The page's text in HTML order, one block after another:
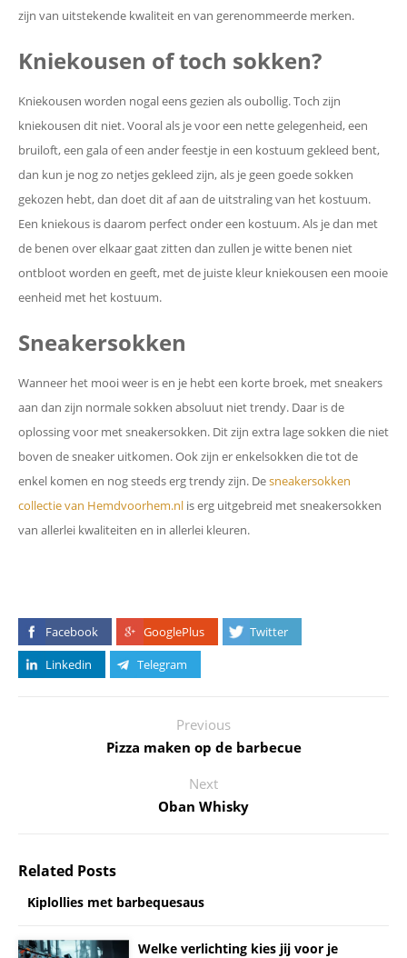
zijn van uitstekende kwaliteit en van gerenommeerde merken.
Kniekousen of toch sokken?
Kniekousen worden nogal eens gezien als oubollig. Toch zijn
kniekousen dit niet. Vooral als je voor een nette gelegenheid, een
bruiloft, een gala of een ander feestje in een kostuum gekleed bent,
dan kun je nog zo netjes gekleed zijn, als je geen goede sokken
gekozen hebt, dan doet dit af aan de uitstraling van het kostuum.
Een kniekous is daarom perfect onder een kostuum. Als je dan met
de benen over elkaar gaat zitten dan zullen je witte benen niet
ontbloot worden en geeft, met de juiste kleur kniekousen een mooie
eenheid met het kostuum.
Sneakersokken
Wanneer het mooi weer is en je hebt een korte broek, met sneakers
aan dan zijn normale sokken absoluut niet trendy. Daar is de
oplossing voor met sneakersokken. Dit zijn extra lage sokken die niet
boven de sneaker uitkomen. Ook zijn er enkelsokken die tot de
enkel komen en nog steeds erg trendy zijn. Desneakersokken
collectie van Hemdvoorhem.nl is erg uitgebreid met sneakersokken
van allerlei kwaliteiten en in allerlei kleuren.
Facebook GooglePlus
Twitter
Linkedin
Telegram
Previous
Pizza maken op de barbecue
Next
Oban Whisky
Related Posts
Kiplollies met barbequesaus
Welke verlichting kies jij voor je